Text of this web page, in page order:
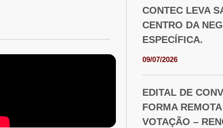
CONTEC LEVA
CENTRO DA
ESPECÍFICA.
09/07/2026
EDITAL DE
FORMA
VOTAÇÃO –